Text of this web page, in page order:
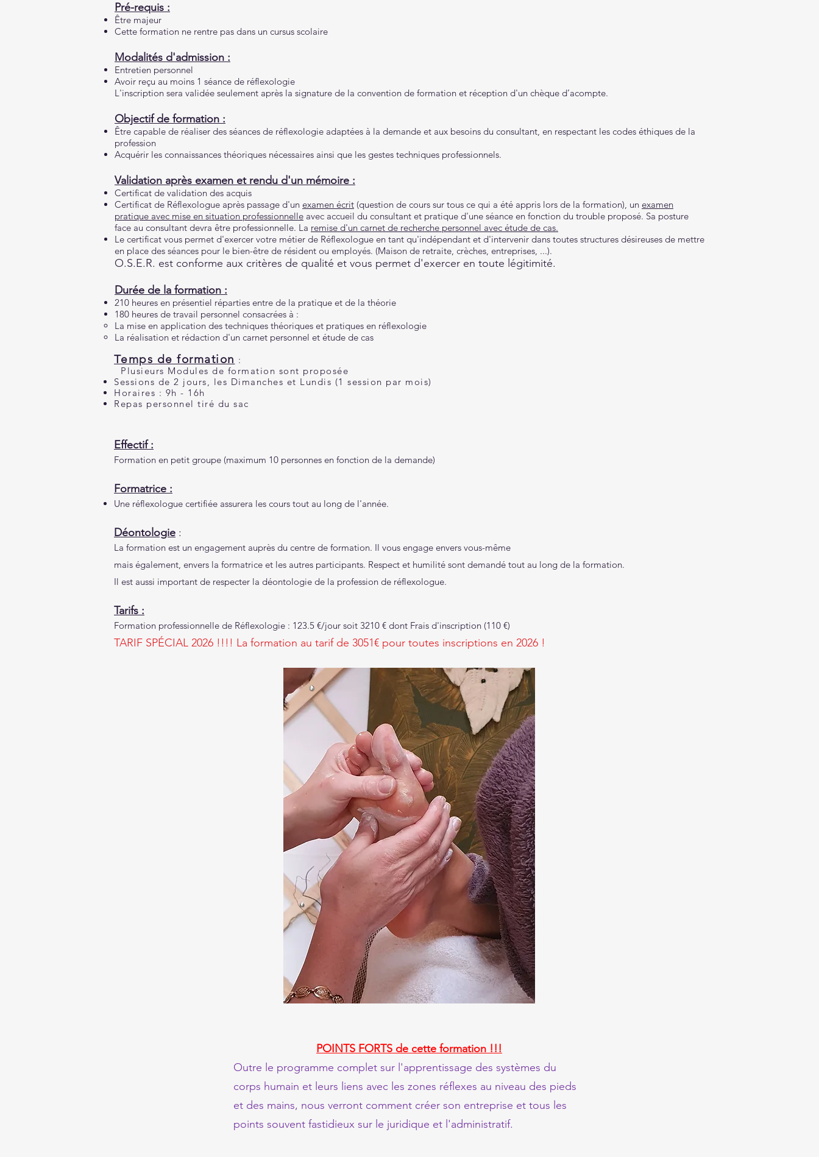
Pré-requis :
Être majeur
Cette formation ne rentre pas dans un cursus scolaire
Modalités d'admission :
Entretien personnel
Avoir reçu au moins 1 séance de réflexologie
L'inscription sera validée seulement après la signature de la convention de formation et réception d'un chèque d’acompte.
Objectif de formation :
Être capable de réaliser des séances de réflexologie adaptées à la demande et aux besoins du consultant, en respectant les codes éthiques de la
profession
Acquérir les connaissances théoriques nécessaires ainsi que les gestes techniques professionnels.
Validation après examen et rendu d'un mémoire :
Certificat de validation des acquis
Certificat de Réflexologue après passage d'un examen écrit (question de cours sur tous ce qui a été appris lors de la formation), un examen
pratique avec mise en situation professionnelle avec accueil du consultant et pratique d'une séance en fonction du trouble proposé. Sa posture
face au consultant devra être professionnelle. La remise d'un carnet de recherche personnel avec étude de cas.
Le certificat vous permet d'exercer votre métier de Réflexologue en tant qu'indépendant et d'intervenir dans toutes structures désireuses de mettre
en place des séances pour le bien-être de résident ou employés. (Maison de retraite, crèches, entreprises, ...).
O.S.E.R. est conforme aux critères de qualité et vous permet d'exercer en toute légitimité.
Durée de la formation :
210 heures en présentiel réparties entre de la pratique et de la théorie
180 heures de travail personnel consacrées à :
La mise en application des techniques théoriques et pratiques en réflexologie
La réalisation et rédaction d'un carnet personnel et étude de cas
Temps de formation :
Plusieurs Modules de formation sont proposée
Sessions de 2 jours, les Dimanches et Lundis (1 session par mois)
Horaires : 9h - 16h
Repas personnel tiré du sac
Effectif :
Formation en petit groupe (maximum 10 personnes en fonction de la demande)
Formatrice :
Une réflexologue certifiée assurera les cours tout au long de l'année.
Déontologie :
La formation est un engagement auprès du centre de formation. Il vous engage envers vous-même
mais également, envers la formatrice et les autres participants. Respect et humilité sont demandé tout au long de la formation.
Il est aussi important de respecter la déontologie de la profession de réflexologue.
Tarifs :
Formation professionnelle de Réflexologie : 123.5 €/jour soit 3210 € dont Frais d'inscription (110 €)
TARIF SPÉCIAL 2026 !!!! La formation au tarif de 3051€ pour toutes inscriptions en 2026 !
POINTS FORTS de cette formation !!!
Outre le programme complet sur l'apprentissage des systèmes du
corps humain et leurs liens avec les zones réflexes au niveau des pieds
et des mains, nous verront comment créer son entreprise et tous les
points souvent fastidieux sur le juridique et l'administratif.